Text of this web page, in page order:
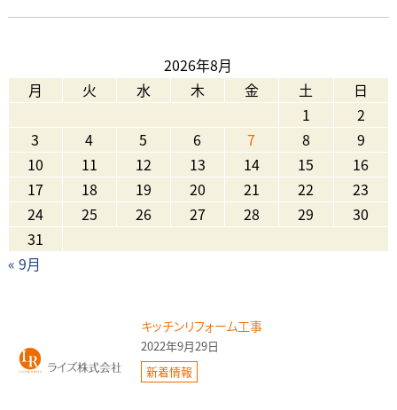
2026年8月
月
火 水 木 金 土
日
1
2
3
4 5 6 7 8
9
10
11 12 13 14 15
16
17
18 19 20 21 22
23
24
25 26 27 28 29
30
31
« 9月
キッチンリフォーム工事
2022年9月29日
新着情報